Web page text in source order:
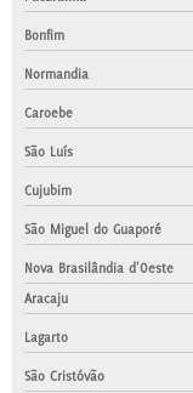
Bonfim
Normandia
Caroebe
São Luís
Cujubim
São Miguel do Guaporé
Nova Brasilândia d'Oeste
Aracaju
Lagarto
São Cristóvão